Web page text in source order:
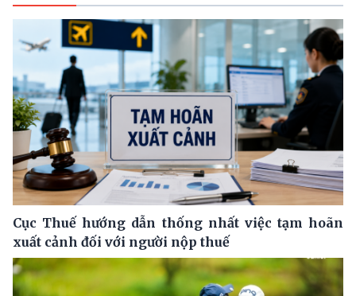
Cục Thuế hướng dẫn thống nhất việc tạm hoãn
xuất cảnh đối với người nộp thuế